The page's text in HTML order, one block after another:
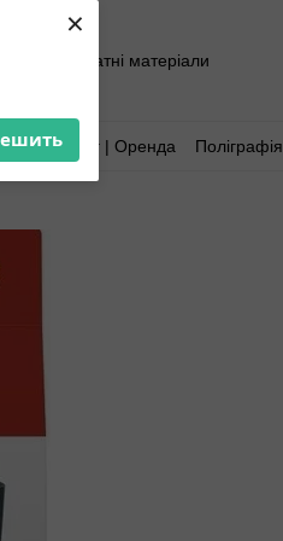
×
та витратні матеріали
Аутсорсинг | Оренда Поліграфія